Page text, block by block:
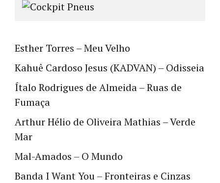
Esther Torres – Meu Velho
Kahuê Cardoso Jesus (KADVAN) – Odisseia
Ítalo Rodrigues de Almeida – Ruas de
Fumaça
Arthur Hélio de Oliveira Mathias – Verde
Mar
Mal-Amados – O Mundo
Banda I Want You – Fronteiras e Cinzas